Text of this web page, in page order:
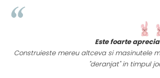
Este foarte
Construieste mereu altceva si masinutele
"deranjat" in timpul